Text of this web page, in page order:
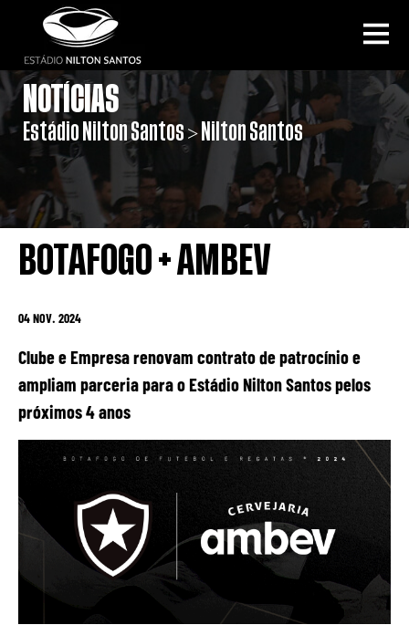
NOTÍCIAS
Estádio Nilton Santos > Nilton Santos
BOTAFOGO + AMBEV
04 NOV. 2024
Clube e Empresa renovam contrato de patrocínio e
ampliam parceria para o Estádio Nilton Santos pelos
próximos 4 anos